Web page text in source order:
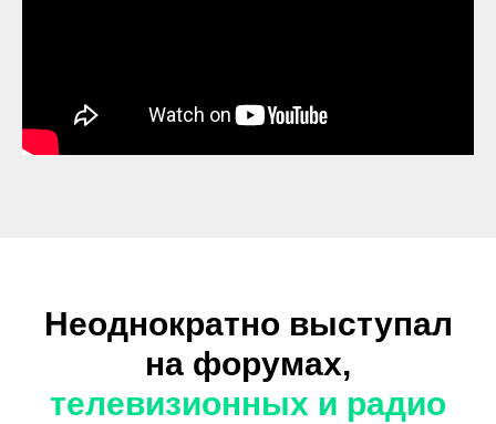
Неоднократно выступал
на форумах,
телевизионных и радио